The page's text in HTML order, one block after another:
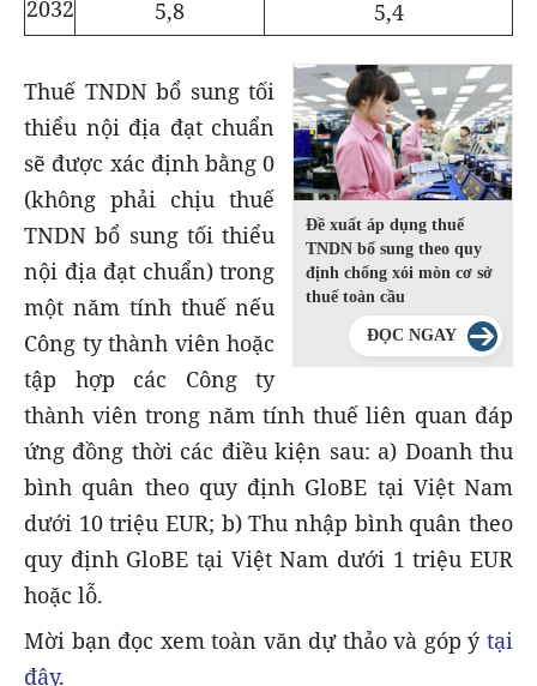
2032 5,8 5,4
Đề xuất áp dụng thuế
TNDN bổ sung theo quy
định chống xói mòn cơ sở
thuế toàn cầu
ĐỌC NGAY
Thuế TNDN bổ sungtối
thiểu nội địa đạt chuẩn
sẽ được xác định bằng 0
(không phải chịu thuế
TNDN bổ sung tối thiểu
nội địa đạt chuẩn) trong
một năm tính thuế nếu
Công ty thành viên hoặc
tập hợp các Công ty
thành viên trong năm tính thuế liên quan đáp
ứng đồng thời các điều kiện sau: a) Doanh thu
bình quân theo quy định GloBE tại Việt Nam
dưới 10 triệu EUR; b) Thu nhập bình quân theo
quy định GloBE tại Việt Nam dưới 1 triệu EUR
hoặc lỗ.
Mời bạn đọc xem toàn văn dự thảo và góp ý tại
đây.